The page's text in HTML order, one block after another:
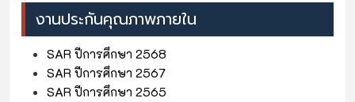
งานประกันคุณภาพภายใน
SAR ปีการศึกษา 2568
SAR ปีการศึกษา 2567
SAR ปีการศึกษา 2565